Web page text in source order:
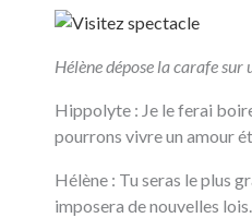
Hélène dépose la carafe sur
Hippolyte : Je le ferai
pourrons vivre un amour
Hélène : Tu seras le plus
imposera de nouvelles lois.